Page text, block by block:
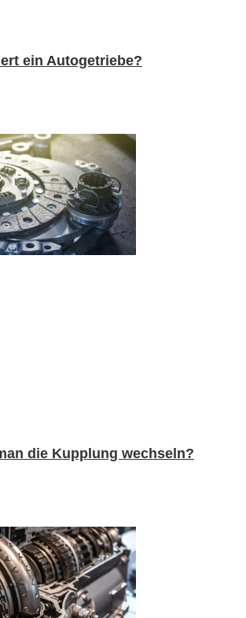
ein Autogetriebe?
die Kupplung wechseln?